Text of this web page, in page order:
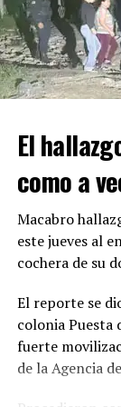
Automovilistas
apoyo a través
que al lugar
y rescatistas
Con
El
como a
Macabro
este jueves al
cochera de su
El reporte se
colonia Puesta
fuerte
de la Agencia